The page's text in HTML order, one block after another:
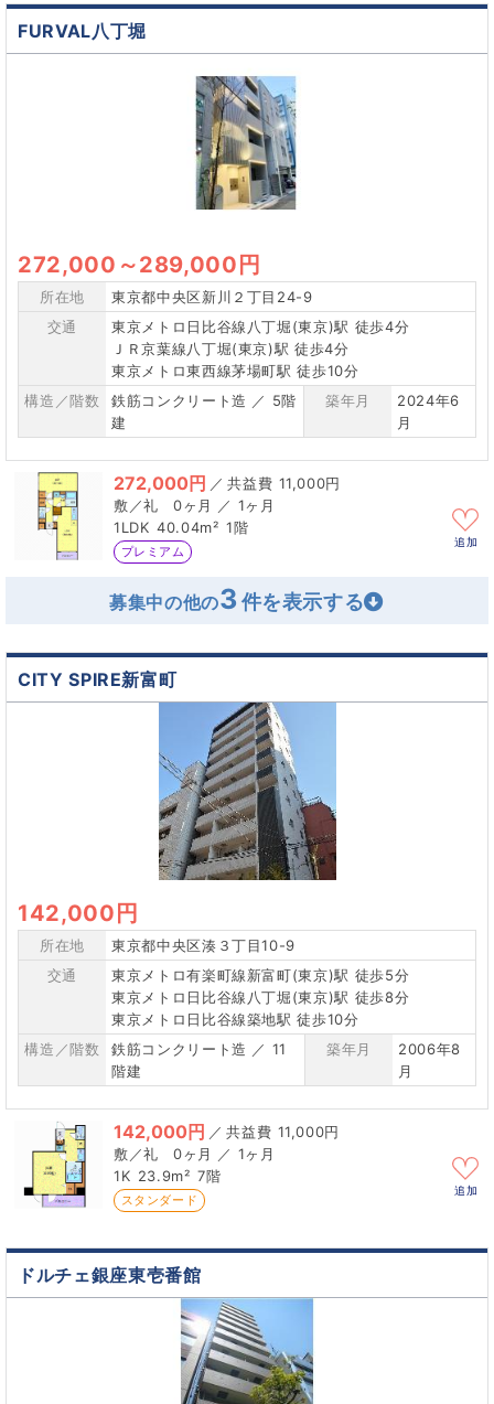
FURVAL八丁堀
272,000 ～289,000円
所在地
東京都中央区新川２丁目24-9
交通
東京メトロ日比谷線八丁堀(東京)駅 徒歩4分
ＪＲ京葉線八丁堀(東京)駅 徒歩4分
東京メトロ東西線茅場町駅 徒歩10分
構造／階数
鉄筋コンクリート造 ／ 5階
建
築年月
2024年6
月
272,000円 ／
11,000円
0ヶ月 ／ 1ヶ月
1LDK 40.04m² 1階
プレミアム
追加
募集中の他の3
CITY SPIRE新富町
142,000円
所在地
東京都中央区湊３丁目10-9
交通
東京メトロ有楽町線新富町(東京)駅 徒歩5分
東京メトロ日比谷線八丁堀(東京)駅 徒歩8分
東京メトロ日比谷線築地駅 徒歩10分
構造／階数
鉄筋コンクリート造 ／ 11
階建
築年月
2006年8
月
142,000円 ／
11,000円
0ヶ月 ／ 1ヶ月
1K 23.9m² 7階
スタンダード
追加
ドルチェ銀座東壱番館